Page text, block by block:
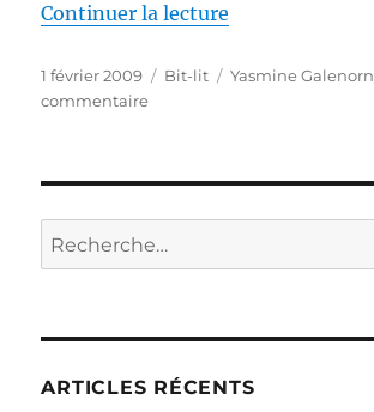
Continuer la lecture
Publié
le
1 février 2009 Catégories
Bit-lit Étiquettes
Yasmine Galenorn
commentairesur
Recherche
pour :
ARTICLES RÉCENTS